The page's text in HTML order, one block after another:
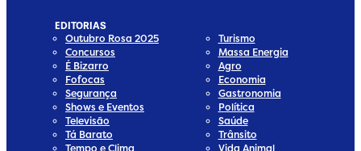
EDITORIAS
Outubro Rosa 2025
Concursos
É Bizarro
Fofocas
Segurança
Shows e Eventos
Televisão
Tá Barato
Turismo
Massa Energia
Agro
Economia
Gastronomia
Política
Saúde
Trânsito